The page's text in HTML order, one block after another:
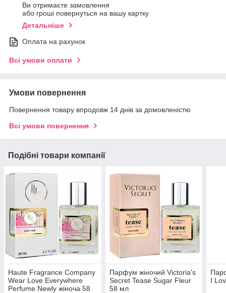
Ви отримаєте замовлення
або гроші повернуться на вашу картку
Детальніше
Оплата на рахунок
Всі умови оплати
Умови повернення
Повернення товару впродовж 14 днів за домовленістю
Всі умови повернення
Подібні товари компанії
Haute Fragrance Company
Wear Love Everywhere
Perfume Newly жіноча 58
Парфум жіночий Victoria's
Secret Tease Sugar Fleur
58 мл
I